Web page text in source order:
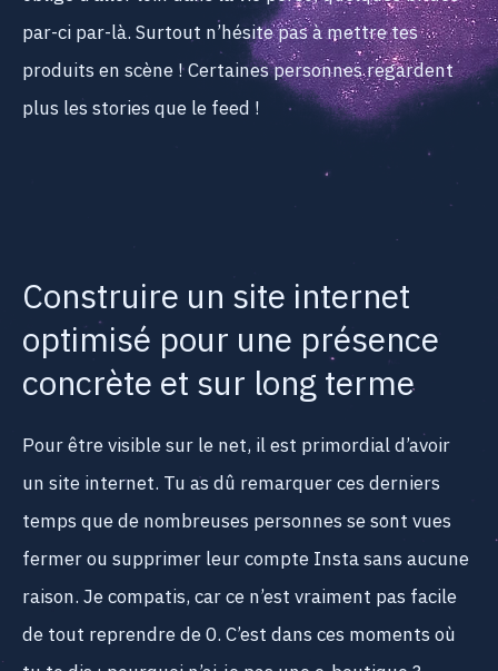
par-ci par-là. Surtout n’hésite pas à mettre tes
produits en scène ! Certaines personnes regardent
plus les stories que le feed !
Construire un site internet
optimisé pour une présence
concrète et sur long terme
Pour être visible sur le net, il est primordial d’avoir
un site internet. Tu as dû remarquer ces derniers
temps que de nombreuses personnes se sont vues
fermer ou supprimer leur compte Insta sans aucune
raison. Je compatis, car ce n’est vraiment pas facile
de tout reprendre de 0. C’est dans ces moments où